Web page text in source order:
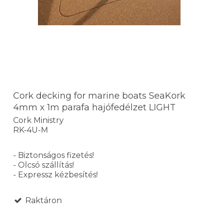
Cork decking for marine boats SeaKork
4mm x 1m parafa hajófedélzet LIGHT
Cork Ministry
RK-4U-M
- Biztonságos fizetés!
- Olcsó szállítás!
- Expressz kézbesítés!
Raktáron